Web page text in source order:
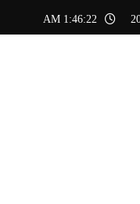
1:46:23 AM